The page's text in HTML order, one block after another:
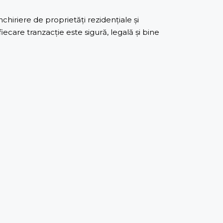
de proprietăți rezidențiale și
tranzacție este sigură, legală și bine